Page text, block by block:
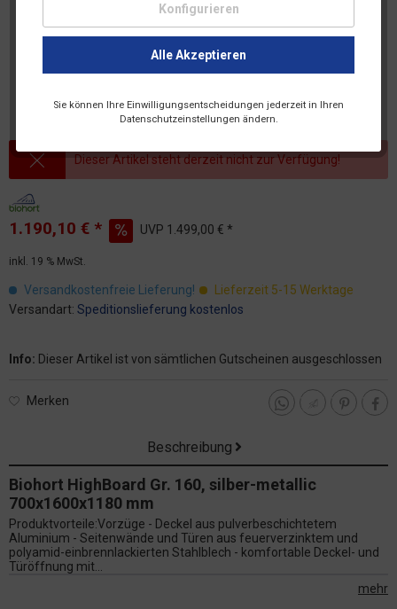
Konfigurieren
Alle Akzeptieren
Sie können Ihre Einwilligungsentscheidungen jederzeit in Ihren
Datenschutzeinstellungen ändern.
Dieser Artikel steht derzeit nicht zur Verfügung!
1.190,10 € * UVP 1.499,00 € *
inkl. 19 % MwSt.
Versandkostenfreie Lieferung!
Lieferzeit 5-15 Werktage
Versandart: Speditionslieferung kostenlos
Info: Dieser Artikel ist von sämtlichen Gutscheinen ausgeschlossen
Merken
Beschreibung
Biohort HighBoard Gr. 160, silber-metallic
700x1600x1180 mm
Produktvorteile:Vorzüge - Deckel aus pulverbeschichtetem
Aluminium - Seitenwände und Türen aus feuerverzinktem und
polyamid-einbrennlackierten Stahlblech - komfortable Deckel- und
Türöffnung mit...
mehr